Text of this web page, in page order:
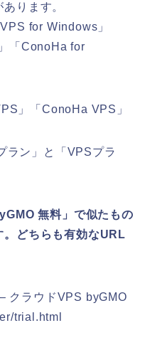
ります。
for Windows」
「ConoHa for
」「ConoHa VPS」
ラン」と「VPSプラ
無料」で似たもの
。どちらも有効なURL
クラウドVPS byGMO
trial.html